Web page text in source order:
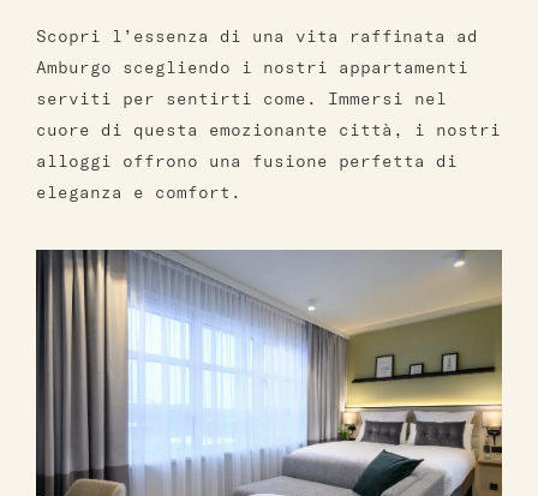
Scopri l’essenza di una vita raffinata ad
Amburgo scegliendo i nostri appartamenti
serviti per sentirti come. Immersi nel
cuore di questa emozionante città, i nostri
alloggi offrono una fusione perfetta di
eleganza e comfort.